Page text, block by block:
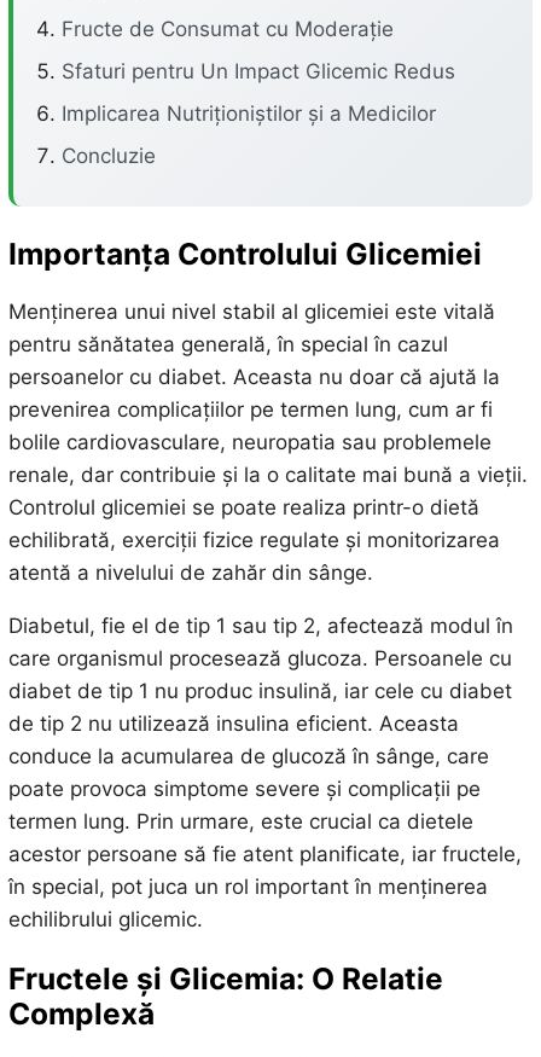
Fructe de Consumat cu Moderație
Sfaturi pentru Un Impact Glicemic Redus
Implicarea Nutriționiștilor și a Medicilor
Concluzie
Importanța Controlului Glicemiei
Menținerea unui nivel stabil al glicemiei este vitală
pentru sănătatea generală, în special în cazul
persoanelor cu diabet. Aceasta nu doar că ajută la
prevenirea complicațiilor pe termen lung, cum ar fi
bolile cardiovasculare, neuropatia sau problemele
renale, dar contribuie și la o calitate mai bună a vieții.
Controlul glicemiei se poate realiza printr-o dietă
echilibrată, exerciții fizice regulate și monitorizarea
atentă a nivelului de zahăr din sânge.
Diabetul, fie el de tip 1 sau tip 2, afectează modul în
care organismul procesează glucoza. Persoanele cu
diabet de tip 1 nu produc insulină, iar cele cu diabet
de tip 2 nu utilizează insulina eficient. Aceasta
conduce la acumularea de glucoză în sânge, care
poate provoca simptome severe și complicații pe
termen lung. Prin urmare, este crucial ca dietele
acestor persoane să fie atent planificate, iar fructele,
în special, pot juca un rol important în menținerea
echilibrului glicemic.
Fructele și Glicemia: O Relatie
Complexă